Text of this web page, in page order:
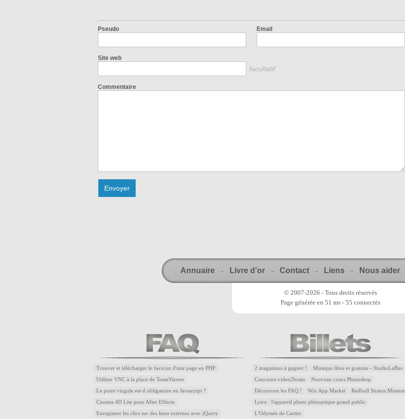
Pseudo Email
Site web
facultatif
Commentaire
Annuaire - Livre d'or - Contact - Liens - Nous aider
© 2007-2026 - Tous droits réservés
Page générée en 51 ms - 55 connectés
Trouver et télécharger le favicon d'une page en PHP
Utiliser VNC à la place de TeamViewer
Le point virgule est-il obligatoire en Javascript ?
Cinema 4D Lite pour After Effects
Enregistrer les clics sur des liens externes avec jQuery
2 magazines à gagner ! Musique libre et gratuite - StudioLeBus
Concours video2brain Nouveau cours Photoshop
Découvrez les FAQ ! Wix App Market Redbull Stratos Mission
Lytro : l'appareil photo plénoptique grand public
L'Odyssée de Cartier